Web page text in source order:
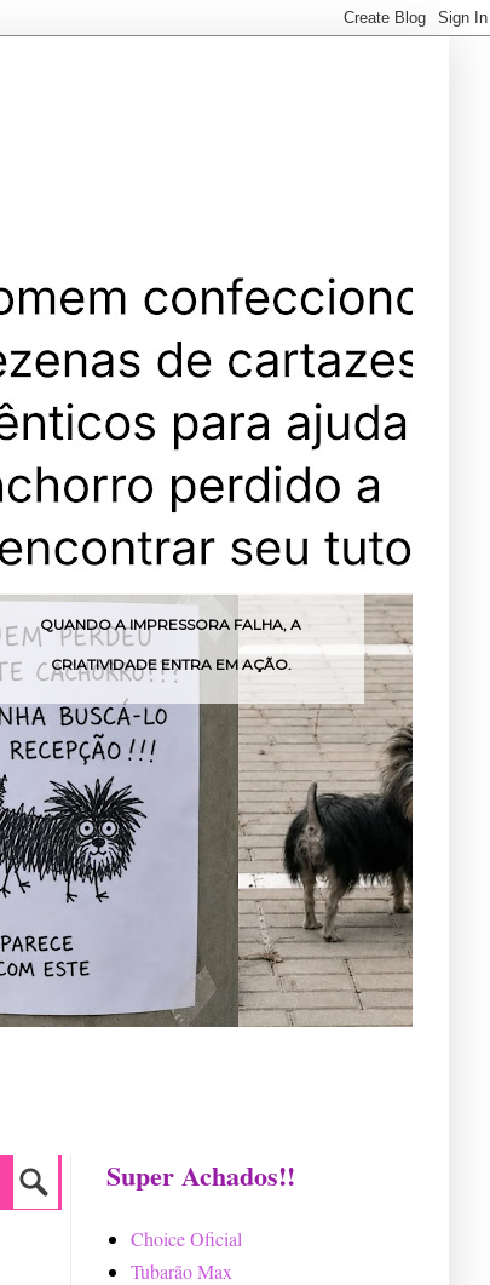
QUANDO A IMPRESSORA FALHA, A
CRIATIVIDADE ENTRA EM AÇÃO.
Super Achados!!
Choice Oficial
Tubarão Max